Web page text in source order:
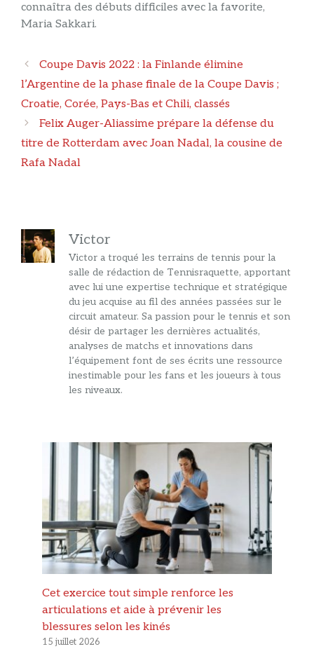
connaîtra des débuts difficiles avec la favorite,
Maria Sakkari.
Navigation
des
articles
Coupe Davis 2022 : la Finlande élimine
l’Argentine de la phase finale de la Coupe Davis ;
Croatie, Corée, Pays-Bas et Chili, classés
Felix Auger-Aliassime prépare la défense du
titre de Rotterdam avec Joan Nadal, la cousine de
Rafa Nadal
Victor
Victor a troqué les terrains de tennis pour la
salle de rédaction de Tennisraquette, apportant
avec lui une expertise technique et stratégique
du jeu acquise au fil des années passées sur le
circuit amateur. Sa passion pour le tennis et son
désir de partager les dernières actualités,
analyses de matchs et innovations dans
l’équipement font de ses écrits une ressource
inestimable pour les fans et les joueurs à tous
les niveaux.
Cet exercice tout simple renforce les
articulations et aide à prévenir les
blessures selon les kinés
15 juillet 2026